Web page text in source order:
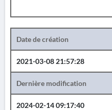
Date de création
2021-03-08 21:57:28
Dernière modification
2024-02-14 09:17:40